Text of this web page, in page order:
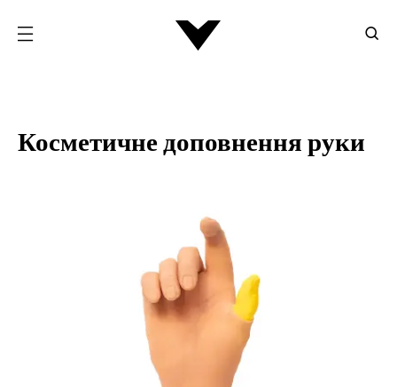
Косметичне доповнення руки